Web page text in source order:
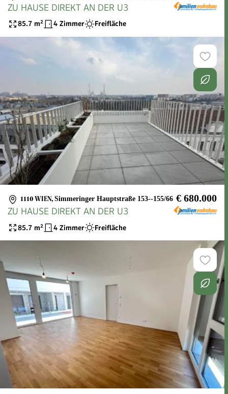
ZU HAUSE DIREKT AN DER U3
85.7 m² 4 Zimmer Freifläche
1110 WIEN, Simmeringer Hauptstraße 153--155/66 € 680.000
ZU HAUSE DIREKT AN DER U3
85.7 m² 4 Zimmer Freifläche